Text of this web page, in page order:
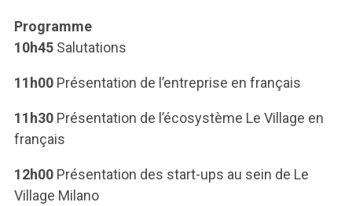
Programme
10h45 Salutations
11h00 Présentation de l’entreprise en français
11h30 Présentation de l’écosystème Le Village en
français
12h00 Présentation des start-ups au sein de Le
Village Milano